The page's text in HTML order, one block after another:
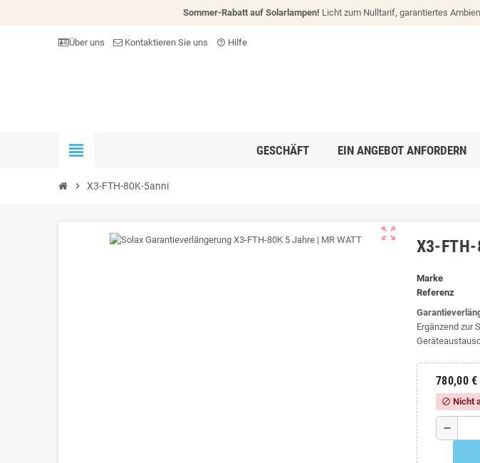
Sommer-Rabatt auf Solarlampen! Licht zum Nulltarif, garantiertes
Über uns Kontaktieren Sie uns help_outline Hilfe
view_headline GESCHÄFT EIN ANGEBOT ANFORDERN
chevron_right X3-FTH-80K-5anni
zoom_out_map
X3-
Marke
Referenz
Ergänzend zur
780,00 €
block Nicht
remove